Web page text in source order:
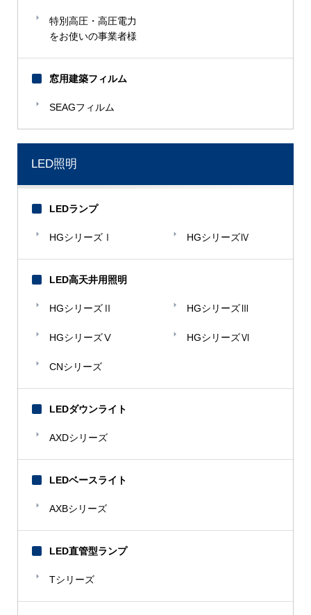
小里機材
埼玉大学
滋賀県北部浄水場
昌和合成
住友電装
【た】
高島屋
チヨダメタル
東京ガス
東京炭酸
トヨタホーム
トヨタ自動織機
【な】
【は】
東日本環境アクセス
特別高圧・高圧電力
をお使いの事業者様
窓用建築フィルム
SEAGフィルム
LED照明
LEDランプ
HGシリーズⅠ HGシリーズⅣ
LED高天井用照明
HGシリーズⅡ HGシリーズⅢ
HGシリーズⅤ HGシリーズⅥ
CNシリーズ
LEDダウンライト
AXDシリーズ
LEDベースライト
AXBシリーズ
LED直管型ランプ
Tシリーズ